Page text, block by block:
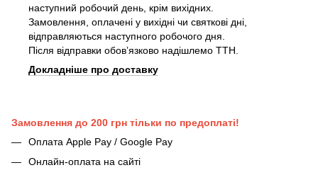
наступний робочий день, крім вихідних.
Замовлення, оплачені у вихідні чи святкові дні,
відправляються наступного робочого дня.
Після відправки обовʼязково надішлемо ТТН.
Докладніше про доставку
Замовлення до 200 грн тільки по предоплаті!
Оплата Apple Pay / Google Pay
Онлайн-оплата на сайті